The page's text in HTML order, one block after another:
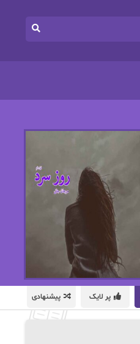
پر لایک پیشنهادی